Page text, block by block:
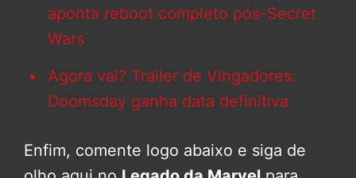
aponta reboot completo pós-Secret
Wars
Agora vai? Trailer de Vingadores:
Doomsday ganha data definitiva
Enfim, comente logo abaixo e siga de